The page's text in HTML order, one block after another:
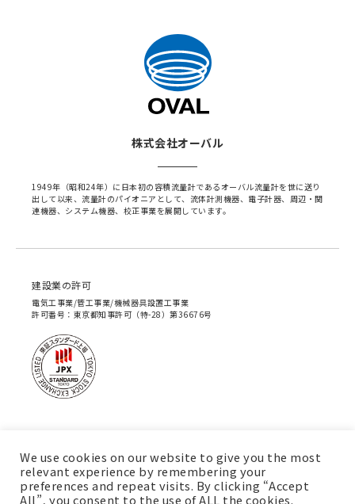
We use cookies on our website to give you the most
relevant experience by remembering your
preferences and repeat visits. By clicking “Accept
All”, you consent to the use of ALL the cookies.
株式会社オーバル
1949年（昭和24年）に日本初の容積流量計であるオーバル流量計を世に送り
出して以来、流量計のパイオニアとして、流体計測機器、電子計器、周辺・関
連機器、システム機器、校正事業を展開しています。
建設業の許可
電気工事業/管工事業/機械器具設置工事業
許可番号：東京都知事許可（特-28）第36676号